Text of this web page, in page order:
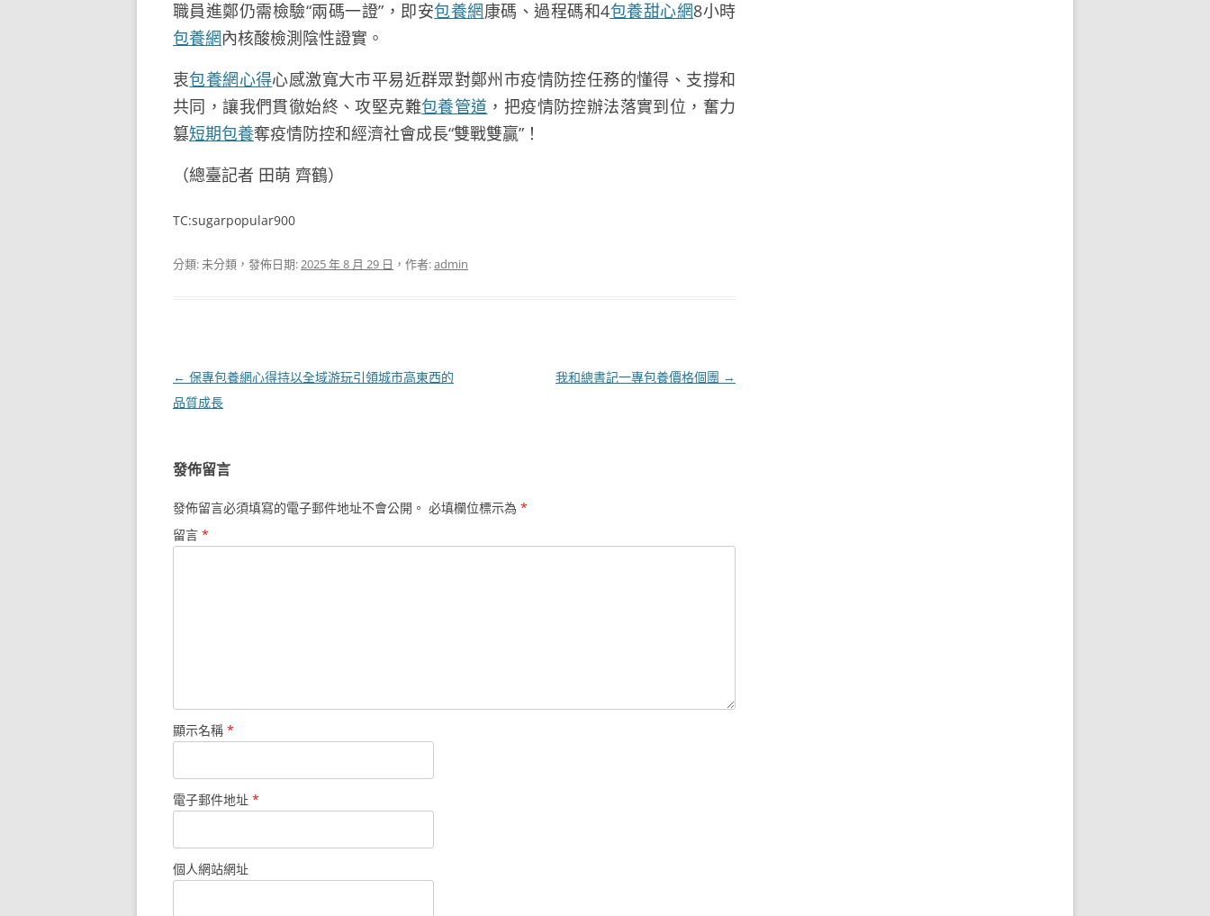
職員進鄭仍需檢驗“兩碼一證”，即安包養網康碼、過程碼和4包養甜心網8小時
包養網內核酸檢測陰性證實。
衷包養網心得心感激寬大市平易近群眾對鄭州市疫情防控任務的懂得、支撐和
共同，讓我們貫徹始終、攻堅克難包養管道 ，把疫情防控辦法落實到位，奮力
篡短期包養奪疫情防控和經濟社會成長“雙戰雙贏”！
（總臺記者 田萌 齊鶴）
TC:sugarpopular900
分類: 未分類，發佈日期:2025 年 8 月 29 日 ，作者:admin
文
章
← 保專包養網心得持以全域游玩引領城市高東西的
品質成長
我和總書記一專包養價格個團 →
發佈留言
發佈留言必須填寫的電子郵件地址不會公開。 必填欄位標示為 *
留言 *
顯示名稱 *
電子郵件地址 *
個人網站網址